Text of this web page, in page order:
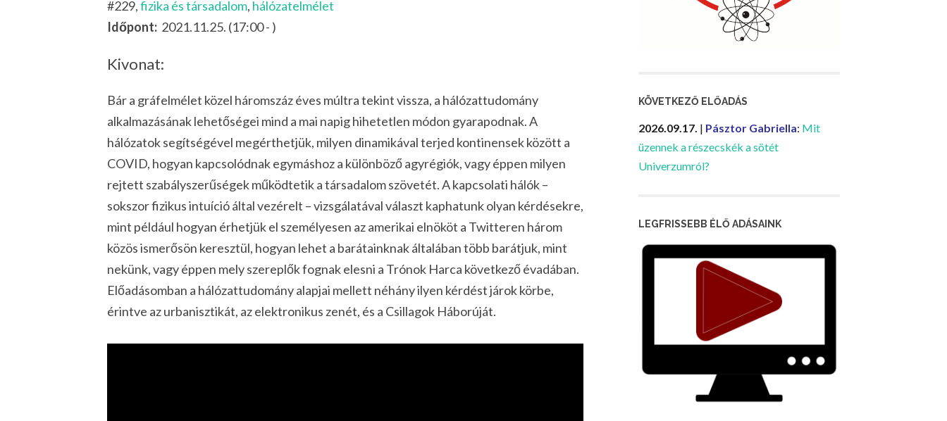
#229,fizika és társadalom, hálózatelmélet
Időpont: 2021.11.25. (17:00 - )
Kivonat:
Bár a gráfelmélet közel háromszáz éves múltra tekint vissza, a hálózattudomány
alkalmazásának lehetőségei mind a mai napig hihetetlen módon gyarapodnak. A
hálózatok segítségével megérthetjük, milyen dinamikával terjed kontinensek között a
COVID, hogyan kapcsolódnak egymáshoz a különböző agyrégiók, vagy éppen milyen
rejtett szabályszerűségek működtetik a társadalom szövetét. A kapcsolati hálók –
sokszor fizikus intuíció által vezérelt – vizsgálatával választ kaphatunk olyan kérdésekre,
mint például hogyan érhetjük el személyesen az amerikai elnököt a Twitteren három
közös ismerősön keresztül, hogyan lehet a barátainknak általában több barátjuk, mint
nekünk, vagy éppen mely szereplők fognak elesni a Trónok Harca következő évadában.
Előadásomban a hálózattudomány alapjai mellett néhány ilyen kérdést járok körbe,
érintve az urbanisztikát, az elektronikus zenét, és a Csillagok Háborúját.
KÖVETKEZŐ ELŐADÁS
2026.09.17. | Pásztor Gabriella: Mit
üzennek a részecskék a sötét
Univerzumról?
LEGFRISSEBB ÉLŐ ADÁSAINK